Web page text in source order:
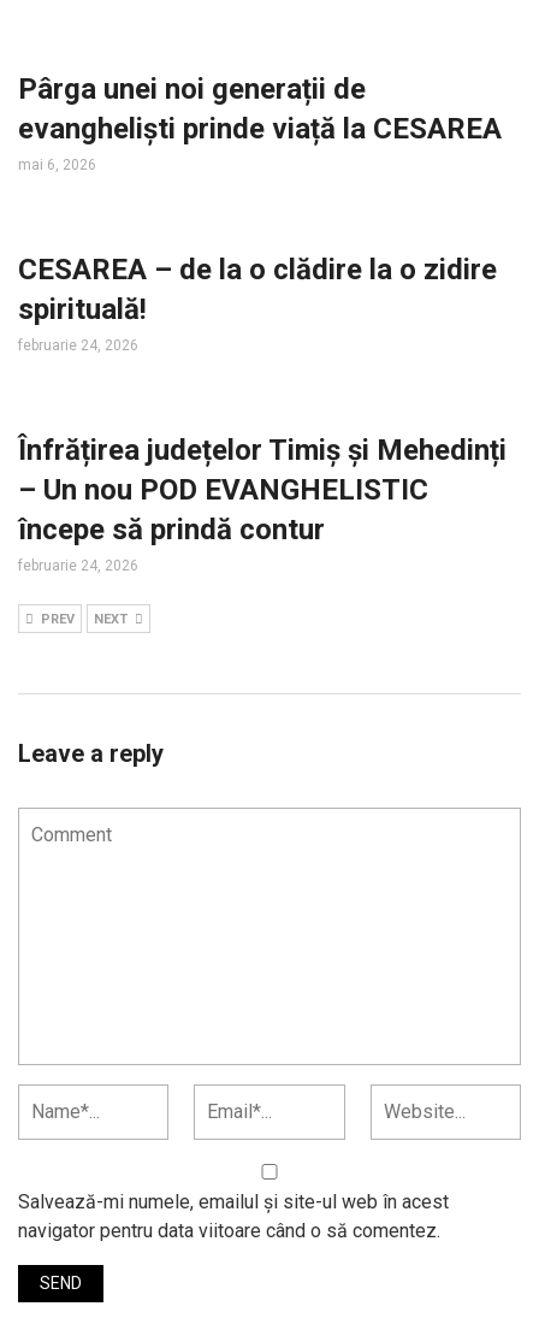
Pârga unei noi generații de
evangheliști prinde viață la CESAREA
mai 6, 2026
CESAREA – de la o clădire la o zidire
spirituală!
februarie 24, 2026
Înfrățirea județelor Timiș și Mehedinți
– Un nou POD EVANGHELISTIC
începe să prindă contur
februarie 24, 2026
PREV NEXT
Leave a reply
Salvează-mi numele, emailul și site-ul web în acest
navigator pentru data viitoare când o să comentez.